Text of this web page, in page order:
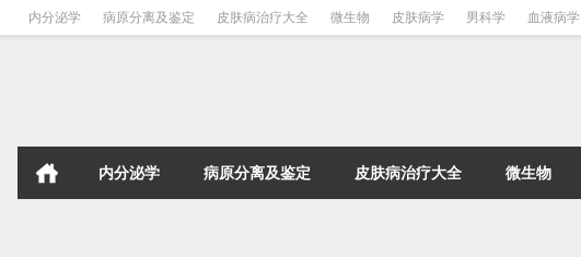
内分泌学 病原分离及鉴定 皮肤病治疗大全 微生物 皮肤病学 男科学 血液病学
内分泌学 病原分离及鉴定 皮肤病治疗大全 微生物